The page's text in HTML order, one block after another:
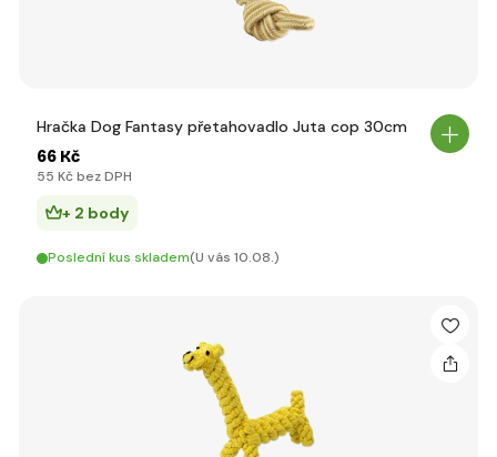
Hračka Dog Fantasy přetahovadlo Juta cop 30cm
66 Kč
55 Kč bez DPH
+ 2 body
Poslední kus skladem(U vás 10.08.)